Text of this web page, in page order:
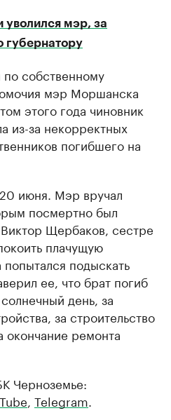
уволился мэр, за
губернатору
собственному
мэр Моршанска
этого года чиновник
из-за некорректных
погибшего на
июня. Мэр вручал
посмертно был
Щербаков, сестре
плачущую
подыскать
ее, что брат погиб
день, за
за строительство
окончание ремонта
Черноземье:
, Telegram.